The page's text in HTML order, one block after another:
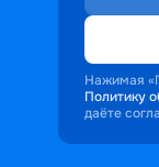
Нажимая
Политику
даёте